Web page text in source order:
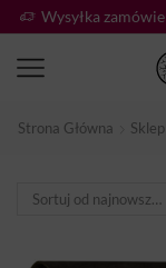
Strona Główna Sklep